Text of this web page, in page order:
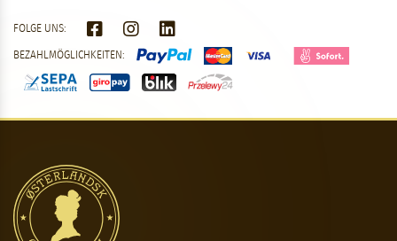
FOLGE UNS:
BEZAHLMÖGLICHKEITEN: